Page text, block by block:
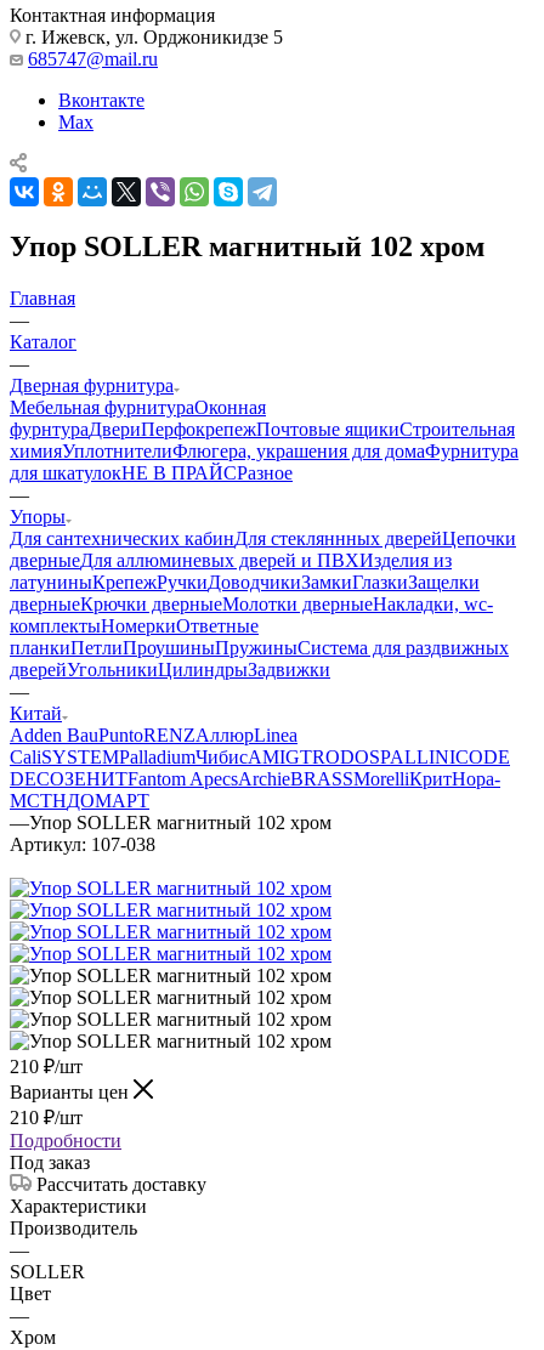
Контактная информация
г. Ижевск, ул. Орджоникидзе 5
685747@mail.ru
Вконтакте
Max
Упор SOLLER магнитный 102 хром
Главная
—
Каталог
—
Дверная фурнитура
Мебельная фурнитураОконная
фурнтураДвериПерфокрепежПочтовые ящикиСтроительная
химияУплотнителиФлюгера, украшения для домаФурнитура
для шкатулокНЕ В ПРАЙСРазное
—
Упоры
Для сантехнических кабинДля стекляннных дверейЦепочки
дверныеДля аллюминевых дверей и ПВХИзделия из
латуниныКрепежРучкиДоводчикиЗамкиГлазкиЗащелки
дверныеКрючки дверныеМолотки дверныеНакладки, wc-
комплектыНомеркиОтветные
планкиПетлиПроушиныПружиныСистема для раздвижных
дверейУгольникиЦилиндрыЗадвижки
—
Китай
Adden BauPuntoRENZАллюрLinea
CaliSYSTEMPalladiumЧибисAMIGTRODOSPALLINICODE
DECOЗЕНИТFantom ApecsArchieBRASSMorelliКритНора-
МСТНДОМАРТ
—Упор SOLLER магнитный 102 хром
Артикул: 107-038
210 ₽/шт
Варианты цен
210 ₽/шт
Подробности
Под заказ
Рассчитать доставку
Характеристики
Производитель
—
SOLLER
Цвет
—
Хром